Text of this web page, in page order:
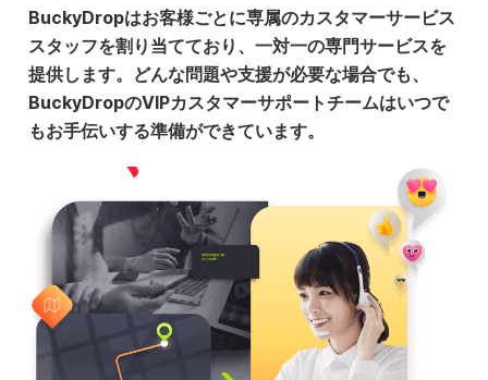
BuckyDropはお客様ごとに専属のカスタマーサービス
スタッフを割り当てており、一対一の専門サービスを
提供します。どんな問題や支援が必要な場合でも、
BuckyDropのVIPカスタマーサポートチームはいつで
もお手伝いする準備ができています。